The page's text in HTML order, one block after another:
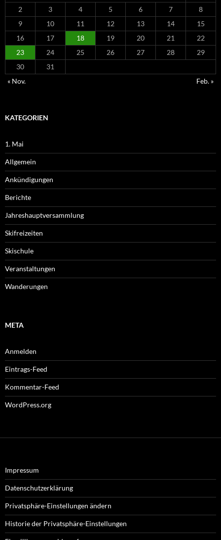
2
3 4 5 6 7
8
9
10 11 12 13 14
15
16
17 18 19 20 21
22
23
24 25 26 27 28
29
30
31
« Nov.
Feb. »
KATEGORIEN
1. Mai
Allgemein
Ankündigungen
Berichte
Jahreshauptversammlung
Skifreizeiten
Skischule
Veranstaltungen
Wanderungen
META
Anmelden
Eintrags-Feed
Kommentar-Feed
WordPress.org
Impressum
Datenschutzerklärung
Privatsphäre-Einstellungen ändern
Historie der Privatsphäre-Einstellungen